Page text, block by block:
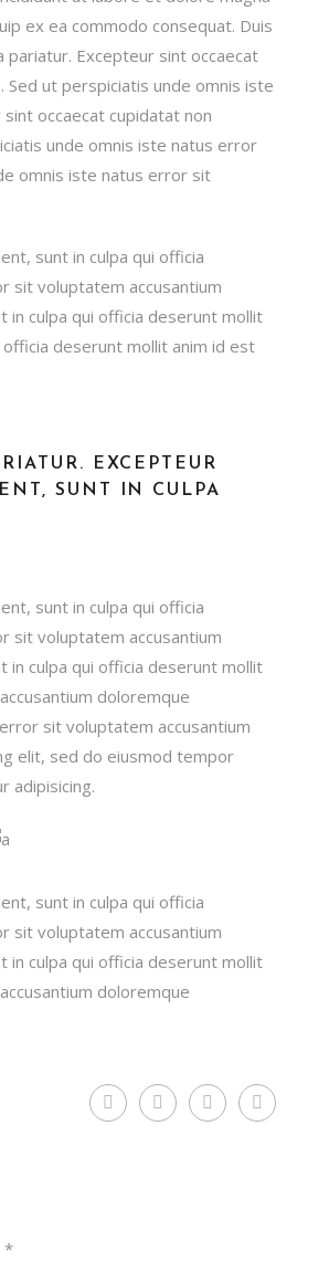
ex ea commodo consequat. Duis
Excepteur sint occaecat
ut perspiciatis unde omnis iste
occaecat cupidatat non
unde omnis iste natus error
omnis iste natus error sit
sunt in culpa qui officia
sit voluptatem accusantium
culpa qui officia deserunt mollit
deserunt mollit anim id est
EXCEPTEUR
SUNT IN CULPA
sunt in culpa qui officia
sit voluptatem accusantium
culpa qui officia deserunt mollit
doloremque
sit voluptatem accusantium
elit, sed do eiusmod tempor
adipisicing.
sunt in culpa qui officia
sit voluptatem accusantium
culpa qui officia deserunt mollit
doloremque
*